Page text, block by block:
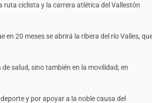
ruta ciclista y la carrera atlética del Vallestón
en 20 meses se abrirá la ribera del río Valles,
salud, sino también en la movilidad; en
y por apoyar a la noble causa del